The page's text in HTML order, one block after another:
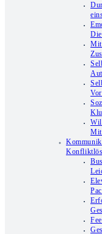
Mit
Mit